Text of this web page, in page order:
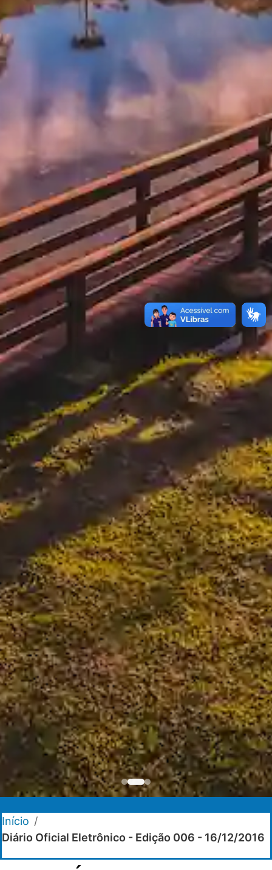
Início /
Diário Oficial Eletrônico - Edição 006 - 16/12/2016